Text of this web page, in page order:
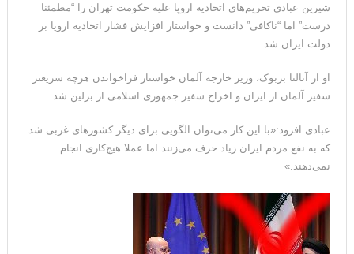
شیرین عبادی تحریم‌های اتحادیه اروپا علیه حکومت تهران را “مطمئنا
درست” اما “ناکافی” دانست و خواستار افزایش فشار اتحادیه اروپا بر
دولت ایران شد.
او از آنالنا بربوک، وزیر خارجه آلمان خواستار فراخواندن هرچه سریعتر
سفیر آلمان از ایران و اخراج سفیر جمهوری اسلامی از برلین شد.
عبادی افزود:«با این کار می‌توان الگویی برای دیگر کشورهای غربی شد
که به نفع مردم ایران زیاد حرف می‌زنند اما عملا هیچ‌کاری انجام
نمی‌دهند.»